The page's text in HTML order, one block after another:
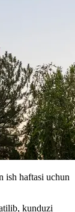
ish haftasi uchun
kunduzi